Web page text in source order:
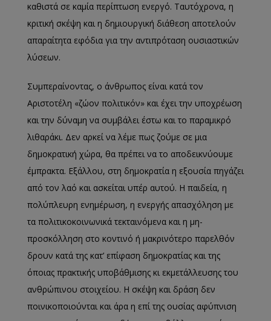
καθιστά σε καμία περίπτωση ενεργό. Ταυτόχρονα, η
κριτική σκέψη και η δημιουργική διάθεση αποτελούν
απαραίτητα εφόδια για την αντιπρόταση ουσιαστικών
λύσεων.
Συμπεραίνοντας, ο άνθρωπος είναι κατά τον
Αριστοτέλη «ζώον πολιτικόν» και έχει την υποχρέωση
και την δύναμη να συμβάλει έστω και το παραμικρό
λιθαράκι. Δεν αρκεί να λέμε πως ζούμε σε μια
δημοκρατική χώρα, θα πρέπει να το αποδεικνύουμε
έμπρακτα. Εξάλλου, στη δημοκρατία η εξουσία πηγάζει
από τον λαό και ασκείται υπέρ αυτού. Η παιδεία, η
πολύπλευρη ενημέρωση, η ενεργής απασχόληση με
τα πολιτικοκοινωνικά τεκταινόμενα και η μη-
προσκόλληση στο κοντινό ή μακρινότερο παρελθόν
δρουν κατά της κατ’ επίφαση δημοκρατίας και της
όποιας πρακτικής υποβάθμισης κι εκμετάλλευσης του
ανθρώπινου στοιχείου. Η σκέψη και δράση δεν
ποινικοποιούνται και άρα η επί της ουσίας αφύπνιση